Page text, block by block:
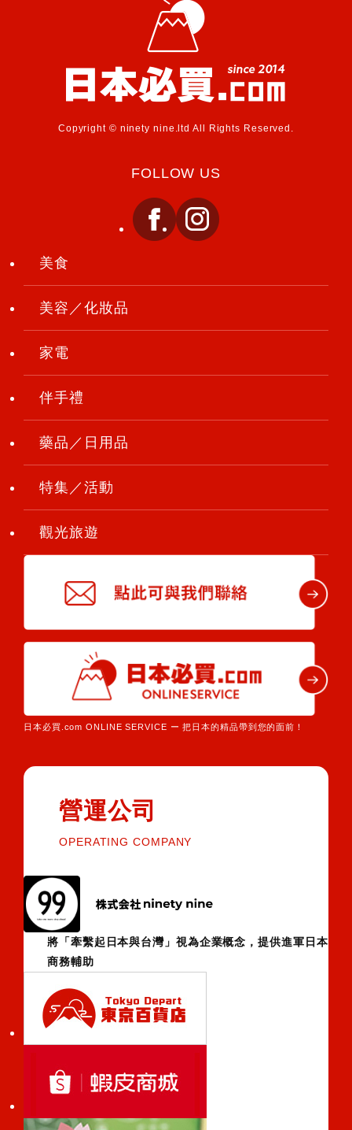
Copyright © ninety nine.ltd All Rights Reserved.
FOLLOW US
美食
美容／化妝品
家電
伴手禮
藥品／日用品
特集／活動
觀光旅遊
日本必買.com ONLINE SERVICE ー 把日本的精品帶到您的面前！
營運公司
OPERATING COMPANY
將「牽繫起日本與台灣」視為企業概念，提供進軍日本
商務輔助